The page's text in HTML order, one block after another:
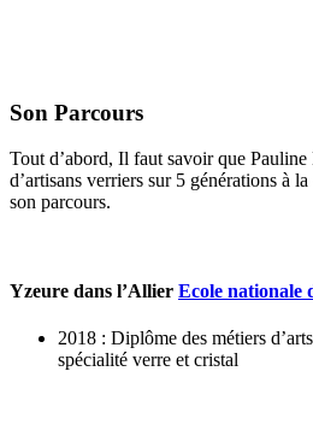
Son Parcours
Tout d’abord, Il faut savoir que
d’artisans verriers sur 5 générations à
son parcours.
Yzeure dans l’Allier Ecole nationale
2018 : Diplôme des métiers
spécialité verre et cristal